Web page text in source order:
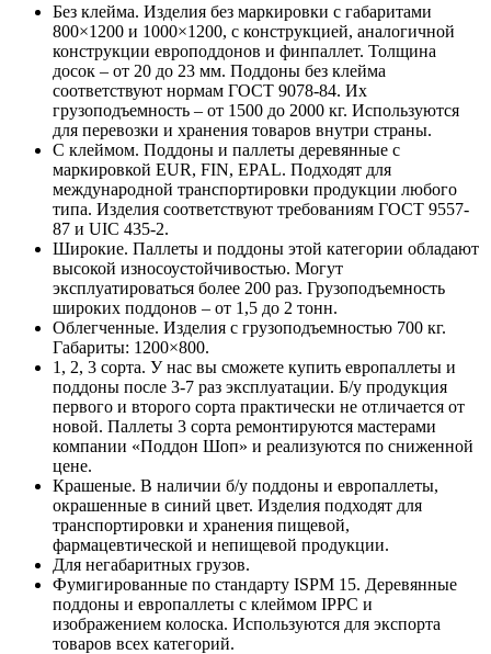
Без клейма. Изделия без маркировки с габаритами
800×1200 и 1000×1200, с конструкцией, аналогичной
конструкции европоддонов и финпаллет. Толщина
досок – от 20 до 23 мм. Поддоны без клейма
соответствуют нормам ГОСТ 9078-84. Их
грузоподъемность – от 1500 до 2000 кг. Используются
для перевозки и хранения товаров внутри страны.
С клеймом. Поддоны и паллеты деревянные с
маркировкой EUR, FIN, EPAL. Подходят для
международной транспортировки продукции любого
типа. Изделия соответствуют требованиям ГОСТ 9557-
87 и UIC 435-2.
Широкие. Паллеты и поддоны этой категории обладают
высокой износоустойчивостью. Могут
эксплуатироваться более 200 раз. Грузоподъемность
широких поддонов – от 1,5 до 2 тонн.
Облегченные. Изделия с грузоподъемностью 700 кг.
Габариты: 1200×800.
1, 2, 3 сорта. У нас вы сможете купить европаллеты и
поддоны после 3-7 раз эксплуатации. Б/у продукция
первого и второго сорта практически не отличается от
новой. Паллеты 3 сорта ремонтируются мастерами
компании «Поддон Шоп» и реализуются по сниженной
цене.
Крашеные. В наличии б/у поддоны и европаллеты,
окрашенные в синий цвет. Изделия подходят для
транспортировки и хранения пищевой,
фармацевтической и непищевой продукции.
Для негабаритных грузов.
Фумигированные по стандарту ISPM 15. Деревянные
поддоны и европаллеты с клеймом IPPC и
изображением колоска. Используются для экспорта
товаров всех категорий.